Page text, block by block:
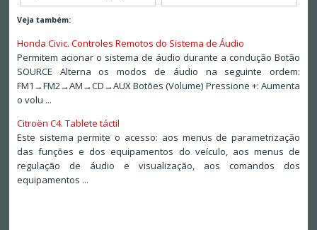
Veja também:
Honda Civic. Controles Remotos do Sistema de Áudio
Permitem acionar o sistema de áudio durante a condução Botão
SOURCE Alterna os modos de áudio na seguinte ordem:
FM1→FM2→AM→CD→AUX Botões (Volume) Pressione +: Aumenta
o volu ...
Citroën C4. Tablete táctil
Este sistema permite o acesso: aos menus de parametrização
das funções e dos equipamentos do veículo, aos menus de
regulação de áudio e visualização, aos comandos dos
equipamentos ...